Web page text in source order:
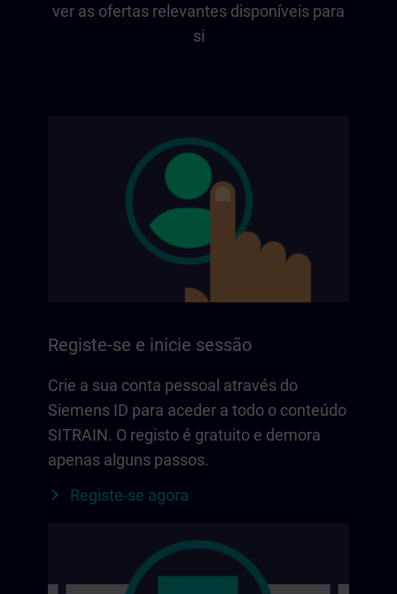
ver as ofertas relevantes disponíveis para
si
Registe-se e inicie sessão
Crie a sua conta pessoal através do
Siemens ID para aceder a todo o conteúdo
SITRAIN. O registo é gratuito e demora
apenas alguns passos.
Registe-se agora